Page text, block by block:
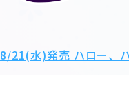
8/21(水)発売 ハロー、